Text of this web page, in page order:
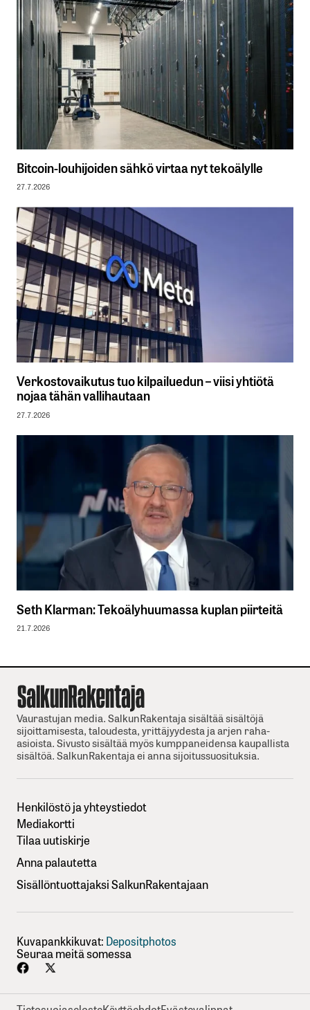
Bitcoin-louhijoiden sähkö virtaa nyt tekoälylle
27.7.2026
Verkostovaikutus tuo kilpailuedun – viisi yhtiötä
nojaa tähän vallihautaan
27.7.2026
Seth Klarman: Tekoälyhuumassa kuplan piirteitä
21.7.2026
Vaurastujan media. SalkunRakentaja sisältää sisältöjä
sijoittamisesta, taloudesta, yrittäjyydesta ja arjen raha-
asioista. Sivusto sisältää myös kumppaneidensa kaupallista
sisältöä. SalkunRakentaja ei anna sijoitussuosituksia.
Henkilöstö ja yhteystiedot
Mediakortti
Tilaa uutiskirje
Anna palautetta
Sisällöntuottajaksi SalkunRakentajaan
Kuvapankkikuvat: Depositphotos
Seuraa meitä somessa